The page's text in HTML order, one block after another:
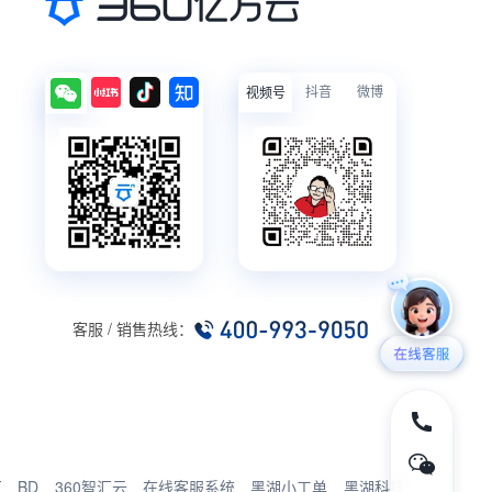
视频号 抖音 微博
客服 / 销售热线：
BD 360智汇云 在线客服系统 黑湖小工单 黑湖科技